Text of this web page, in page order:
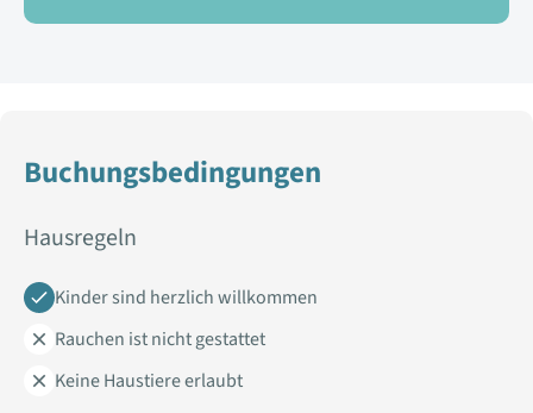
Buchungsbedingungen
Hausregeln
Kinder sind herzlich willkommen
Rauchen ist nicht gestattet
Keine Haustiere erlaubt